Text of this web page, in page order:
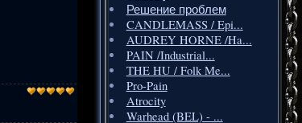
Решение проблем
CANDLEMASS / Epi...
AUDREY HORNE /Ha...
PAIN /Industrial...
THE HU / Folk Me...
Pro-Pain
Atrocity
Warhead (BEL) - ...